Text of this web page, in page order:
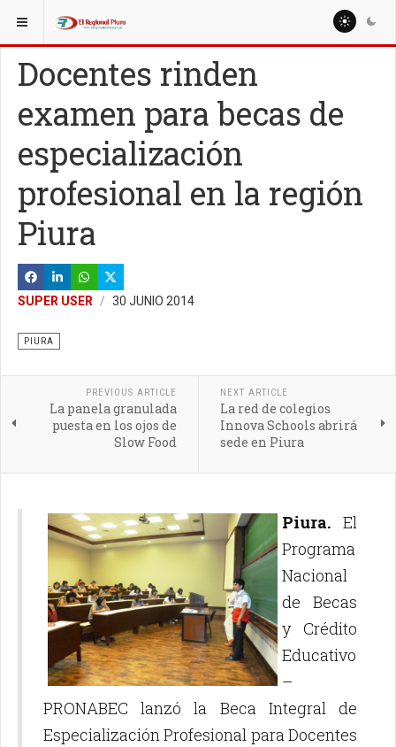
ESTÁ AQUÍ: REGIÓN PIURA
Docentes rinden
examen para becas de
especialización
profesional en la región
Piura
SUPER USER 30 JUNIO 2014
PIURA
PREVIOUS ARTICLE
La panela granulada
puesta en los ojos de
Slow Food
NEXT ARTICLE
La red de colegios
Innova Schools abrirá
sede en Piura
Piura. El
Programa
Nacional
de Becas
y Crédito
Educativo
–
PRONABEC lanzó la Beca Integral de
Especialización Profesional para Docentes